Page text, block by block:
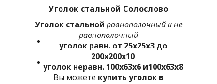
Уголок стальной Солослово
Уголок стальной равнополочный и не
равнополочный
уголок равн. от 25х25х3 до
200х200х10
уголок неравн. 100х63х6 и100х63х8
Вы можете купить уголок в